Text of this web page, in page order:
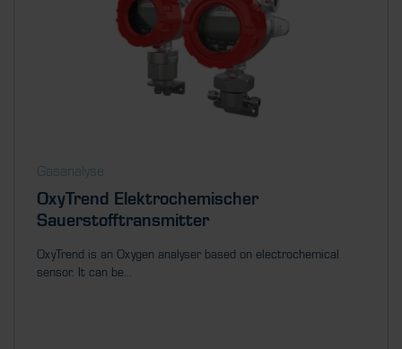
Gasanalyse
OxyTrend Elektrochemischer
Sauerstofftransmitter
OxyTrend is an Oxygen analyser based on electrochemical
sensor. It can be...